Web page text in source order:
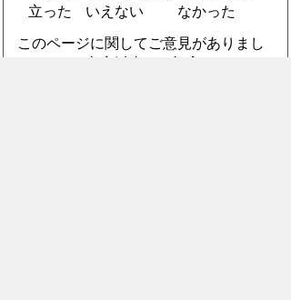
立った
いえない
なかった
このページに関してご意見がありまし